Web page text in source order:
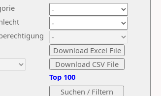
Top 100